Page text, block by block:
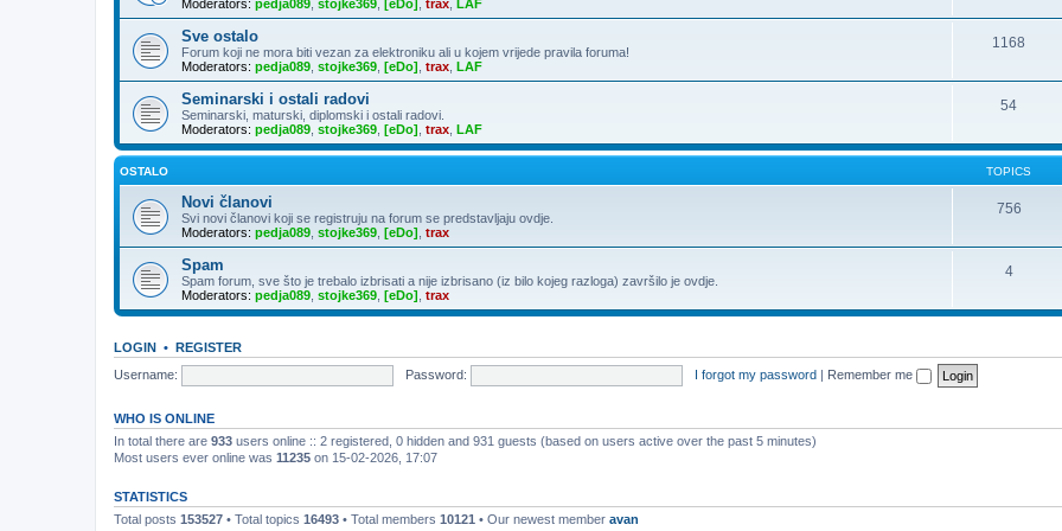
Moderators: pedja089 stojke369 [eDo] trax LAF
Sve ostalo
Forum koji ne mora biti vezan za elektroniku ali u kojem vrijede pravila foruma!
Moderators: pedja089 stojke369 [eDo] trax LAF
1168
Seminarski i ostali radovi
Seminarski, maturski, diplomski i ostali radovi.
Moderators: pedja089 stojke369 [eDo] trax LAF
54
OSTALO TOPICS
Novi članovi
Svi novi članovi koji se registruju na forum se predstavljaju ovdje.
Moderators: pedja089 stojke369 [eDo] trax
756
Spam
Spam forum, sve što je trebalo izbrisati a nije izbrisano (iz bilo kojeg razloga) završilo je ovdje.
Moderators: pedja089 stojke369 [eDo] trax
4
LOGIN • REGISTER
Username:
Password: I forgot my password | Remember me
WHO IS ONLINE
In total there are 933 users online :: 2 registered, 0 hidden and 931 guests (based on users active over the past 5 minutes)
Most users ever online was 11235 on 15-02-2026, 17:07
STATISTICS
Total posts 153527 • Total topics 16493 • Total members 10121 • Our newest member avan